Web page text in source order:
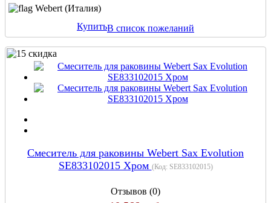
Webert (Италия)
КупитьВ список пожеланий
Cмеситель для раковины Webert Sax Evolution
SE833102015 Хром (Код: SE833102015)
Отзывов (0)